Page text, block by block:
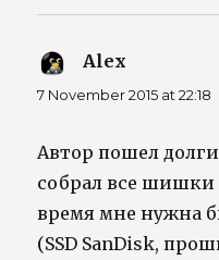
Alex
7 November 2015 at 22:18
Автор пошел
собрал все шишки
время мне нужна
(SSD SanDisk,